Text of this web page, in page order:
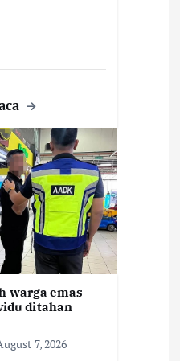
warga emas
ditahan
7, 2026